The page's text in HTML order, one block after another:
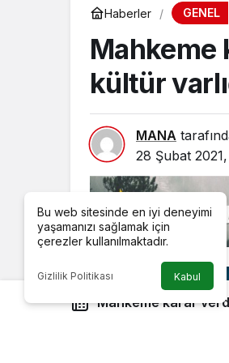
Haberler GENEL
Mahkeme
kültür
MANA
28 Şubat 2021,
Mahkeme karar verdi: Yıkılan EML taşınmaz kültür varlığı ve mimari
Bu web sitesinde en iyi deneyimi
yaşamanızı sağlamak için
çerezler kullanılmaktadır.
Gizlilik Politikası Kabul